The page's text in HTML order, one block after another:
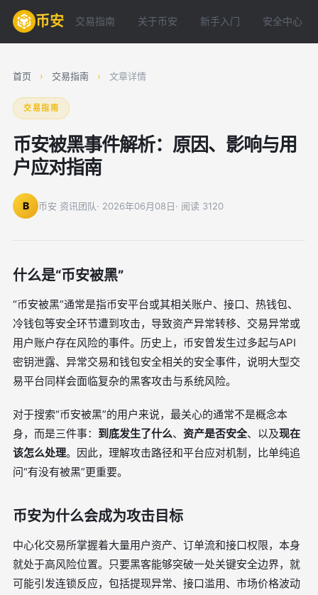
币安 交易指南 关于币安 新手入门 安全中心
首页 › 交易指南 › 文章详情
交易指南
币安被黑事件解析：原因、影响与用
户应对指南
B 币安 资讯团队· 2026年06月08日· 阅读 3120
什么是“币安被黑”
“币安被黑”通常是指币安平台或其相关账户、接口、热钱包、
冷钱包等安全环节遭到攻击，导致资产异常转移、交易异常或
用户账户存在风险的事件。历史上，币安曾发生过多起与API
密钥泄露、异常交易和钱包安全相关的安全事件，说明大型交
易平台同样会面临复杂的黑客攻击与系统风险。
对于搜索“币安被黑”的用户来说，最关心的通常不是概念本
身，而是三件事： 到底发生了什么、 资产是否安全、以及现在
该怎么处理。因此，理解攻击路径和平台应对机制，比单纯追
问“有没有被黑”更重要。
币安为什么会成为攻击目标
中心化交易所掌握着大量用户资产、订单流和接口权限，本身
就处于高风险位置。只要黑客能够突破一处关键安全边界，就
可能引发连锁反应，包括提现异常、接口滥用、市场价格波动